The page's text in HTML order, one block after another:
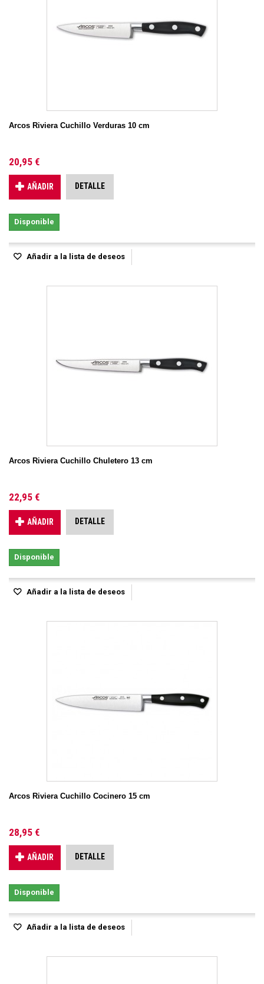
Arcos Riviera Cuchillo Verduras 10 cm
20,95 €
AÑADIR DETALLE
Disponible
Añadir a la lista de deseos
Arcos Riviera Cuchillo Chuletero 13 cm
22,95 €
AÑADIR DETALLE
Disponible
Añadir a la lista de deseos
Arcos Riviera Cuchillo Cocinero 15 cm
28,95 €
AÑADIR DETALLE
Disponible
Añadir a la lista de deseos